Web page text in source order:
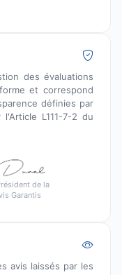
des évaluations
et correspond
définies par
L111-7-2 du
de la
Garantis
avis laissés par les